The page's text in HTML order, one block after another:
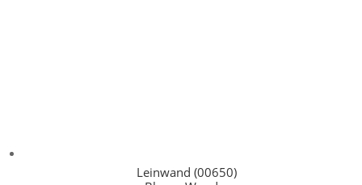
Leinwand (00650)